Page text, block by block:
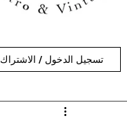
تسجيل الدخول / الاشتراك